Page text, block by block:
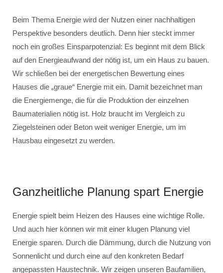
Beim Thema Energie wird der Nutzen einer nachhaltigen
Perspektive besonders deutlich. Denn hier steckt immer
noch ein großes Einsparpotenzial: Es beginnt mit dem Blick
auf den Energieaufwand der nötig ist, um ein Haus zu bauen.
Wir schließen bei der energetischen Bewertung eines
Hauses die „graue“ Energie mit ein. Damit bezeichnet man
die Energiemenge, die für die Produktion der einzelnen
Baumaterialien nötig ist. Holz braucht im Vergleich zu
Ziegelsteinen oder Beton weit weniger Energie, um im
Hausbau eingesetzt zu werden.
Ganzheitliche Planung spart Energie
Energie spielt beim Heizen des Hauses eine wichtige Rolle.
Und auch hier können wir mit einer klugen Planung viel
Energie sparen. Durch die Dämmung, durch die Nutzung von
Sonnenlicht und durch eine auf den konkreten Bedarf
angepassten Haustechnik. Wir zeigen unseren Baufamilien,